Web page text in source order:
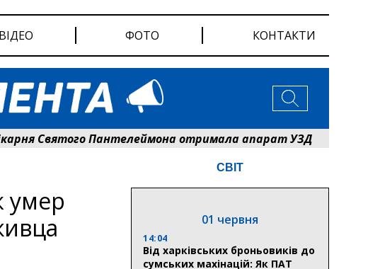
ВІДЕО ФОТО КОНТАКТИ
Святого Пантелеймона отримала апарат УЗД та обладнання
умер
СВІТ
01 червня
14:04
Від харківських броньовиків до
сумських махінацій: Як ПАТ